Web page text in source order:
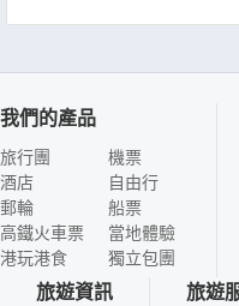
我們的產品
旅行團
酒店
郵輪
高鐵火車票
港玩港食
機票
自由行
船票
當地體驗
獨立包團
旅遊資訊 旅遊